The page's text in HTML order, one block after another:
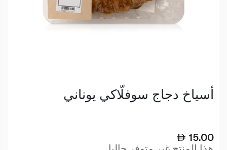
أسياخ دجاج سوفلّاكي يوناني
15.00